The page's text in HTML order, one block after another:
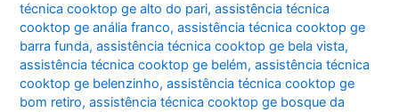
técnica cooktop ge alto do pari,assistência técnica
cooktop ge anália franco,assistência técnica cooktop ge
barra funda,assistência técnica cooktop ge bela vista,
assistência técnica cooktop ge belém,assistência técnica
cooktop ge belenzinho,assistência técnica cooktop ge
bom retiro,assistência técnica cooktop ge bosque da